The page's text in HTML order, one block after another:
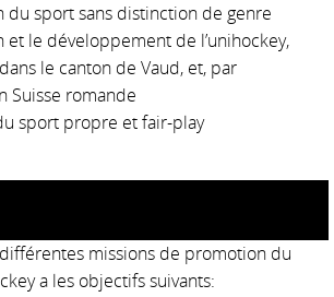
du sport sans distinction de genre
et le développement de l’unihockey,
le canton de Vaud, et, par
Suisse romande
sport propre et fair-play
missions de promotion du
a les objectifs suivants: